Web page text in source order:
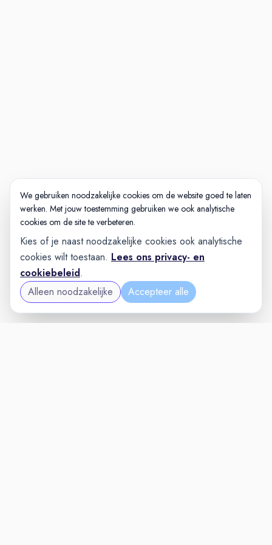
We gebruiken noodzakelijke cookies om de website goed te laten
werken. Met jouw toestemming gebruiken we ook analytische
cookies om de site te verbeteren.
Kies of je naast noodzakelijke cookies ook analytische
cookies wilt toestaan. Lees ons privacy- en
cookiebeleid.
Alleen noodzakelijke
Accepteer alle